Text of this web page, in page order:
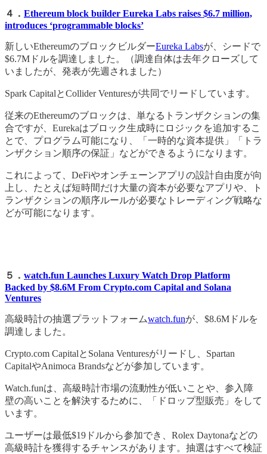
４． Ethereum block builder Eureka Labs raises $6.7 million,
introduces ‘programmable blocks’
新しいEthereumのブロックビルダーEureka Labsが、シードで
$6.7Mドルを調達しました。（調達自体は去年クローズして
いましたが、発表が先週されました）
Spark CapitalとCollider Venturesが共同でリードしています。
従来のEthereumのブロックは、単なるトランザクションの集
合ですが、Eurekaはブロック生成時にロジックを追加するこ
とで、プログラム可能になり、「一時的な資本提供」「トラ
ンザクション順序の保証」などができるようになります。
これによって、DeFiやオンチェーンアプリの設計自由度が向
上し、たとえば短時間だけ大量の資本が必要なアプリや、ト
ランザクションの順序ルールが必要なトレーディング戦略な
どが可能になります。
５． watch.fun Launches Luxury Watch Drop Platform
Backed by $8.6M From Crypto.com Capital and Solana
Ventures
高級時計の抽選プラットフォームwatch.funが、$8.6Mドルを
調達しました。
Crypto.com CapitalとSolana Venturesがリードし、Spartan
CapitalやAnimoca Brandsなどが参加しています。
Watch.funは、高級時計市場の流動性が低いことや、参入障
壁の高いことを解決するために、「ドロップ型販売」をして
います。
ユーザーは最低$19ドルから参加でき、Rolex Daytonaなどの
高級時計を獲得するチャンスがあります。抽選はすべて検証